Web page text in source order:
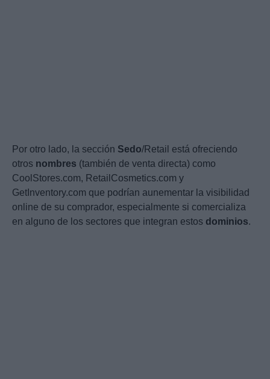
Por otro lado, la sección Sedo/Retail está ofreciendo
otros nombres (también de venta directa) como
CoolStores.com, RetailCosmetics.com y
GetInventory.com que podrían aunementar la visibilidad
online de su comprador, especialmente si comercializa
en alguno de los sectores que integran estos dominios.